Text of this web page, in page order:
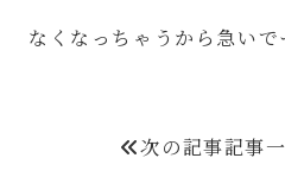
なくなっちゃうから急いで
次の記事記事